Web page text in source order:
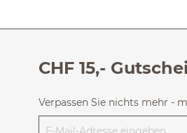
CHF 15,-
Verpassen Sie nichts mehr -